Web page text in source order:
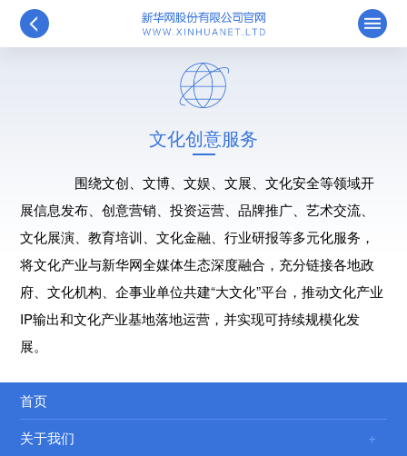
文化创意服务
围绕文创、文博、文娱、文展、文化安全等领域开
展信息发布、创意营销、投资运营、品牌推广、艺术交流、
文化展演、教育培训、文化金融、行业研报等多元化服务，
将文化产业与新华网全媒体生态深度融合，充分链接各地政
府、文化机构、企事业单位共建“大文化”平台，推动文化产业
IP输出和文化产业基地落地运营，并实现可持续规模化发
展。
首页
关于我们